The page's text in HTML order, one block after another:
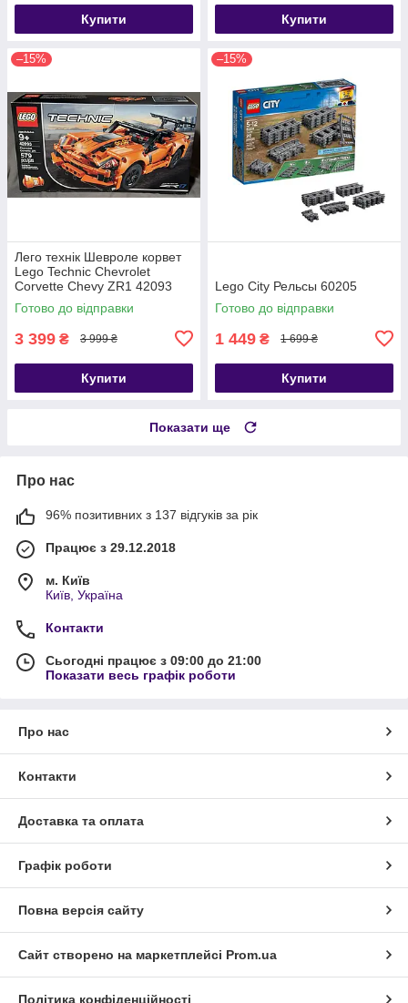
Купити Купити
–15%
Лего технік Шевроле корвет
Lego Technic Chevrolet
Corvette Chevy ZR1 42093
Готово до відправки
3 399 ₴ 3 999 ₴
Купити
–15%
Lego City Рельсы 60205
Готово до відправки
1 449 ₴ 1 699 ₴
Купити
Показати ще
Про нас
96% позитивних з 137 відгуків за рік
Працює з 29.12.2018
м. Київ
Київ, Україна
Контакти
Сьогодні працює з 09:00 до 21:00
Показати весь графік роботи
Про нас
Контакти
Доставка та оплата
Графік роботи
Повна версія сайту
Сайт створено на маркетплейсі Prom.ua
Політика конфіденційності